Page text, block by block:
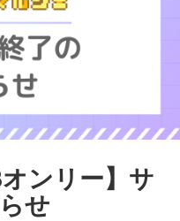
オンリー】サ
せ